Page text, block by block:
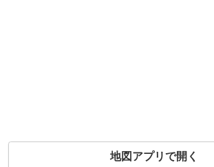
地図アプリで開く